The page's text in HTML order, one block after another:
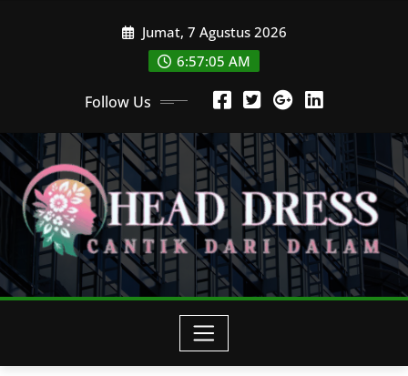
Jumat, 7 Agustus 2026
6:57:05 AM
Follow Us